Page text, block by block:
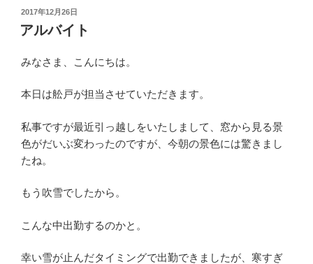
投
稿
日:
2017年12月26日
アルバイト
みなさま、こんにちは。
本日は舩戸が担当させていただきます。
私事ですが最近引っ越しをいたしまして、窓から見る景
色がだいぶ変わったのですが、今朝の景色には驚きまし
たね。
もう吹雪でしたから。
こんな中出勤するのかと。
幸い雪が止んだタイミングで出勤できましたが、寒すぎ